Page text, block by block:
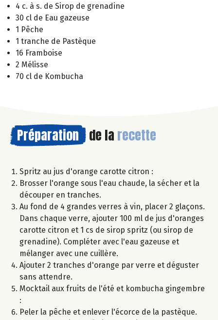
4 c. à s. de Sirop de grenadine
30 cl de Eau gazeuse
1 Pêche
1 tranche de Pastèque
16 Framboise
2 Mélisse
70 cl de Kombucha
Préparation de la recette
Spritz au jus d'orange carotte citron :
Brosser l'orange sous l'eau chaude, la sécher et la
découper en tranches.
Au fond de 4 grandes verres à vin, placer 2 glaçons.
Dans chaque verre, ajouter 100 ml de jus d'oranges
carotte citron et 1 cs de sirop spritz (ou sirop de
grenadine). Compléter avec l'eau gazeuse et
mélanger avec une cuillère.
Ajouter 2 tranches d'orange par verre et déguster
sans attendre.
Mocktail aux fruits de l'été et kombucha gingembre
:
Peler la pêche et enlever l'écorce de la pastèque.